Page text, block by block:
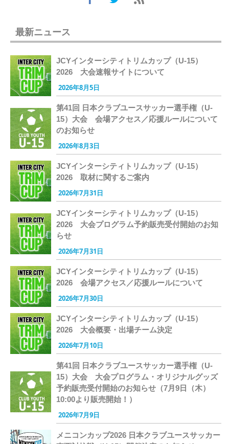
最新ニュース
JCYインターシティトリムカップ（U-15）
2026 大会速報サイトについて
2026年8月5日
第41回 日本クラブユースサッカー選手権（U-
15）大会 会場アクセス／応援ルールについて
のお知らせ
2026年8月3日
JCYインターシティトリムカップ（U-15）
2026 取材に関するご案内
2026年7月31日
JCYインターシティトリムカップ（U-15）
2026 大会プログラム予約販売受付開始のお知
らせ
2026年7月31日
JCYインターシティトリムカップ（U-15）
2026 会場アクセス／応援ルールについて
2026年7月30日
JCYインターシティトリムカップ（U-15）
2026 大会概要・出場チーム決定
2026年7月10日
第41回 日本クラブユースサッカー選手権（U-
15）大会 大会プログラム・オリジナルグッズ
予約販売受付開始のお知らせ（7月9日（木）
10:00より販売開始！）
2026年7月9日
メニコンカップ2026 日本クラブユースサッカー